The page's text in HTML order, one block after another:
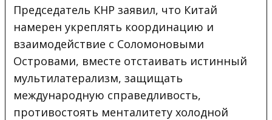
Председатель КНР заявил, что Китай
намерен укреплять координацию и
взаимодействие с Соломоновыми
Островами, вместе отстаивать истинный
мультилатерализм, защищать
международную справедливость,
противостоять менталитету холодной